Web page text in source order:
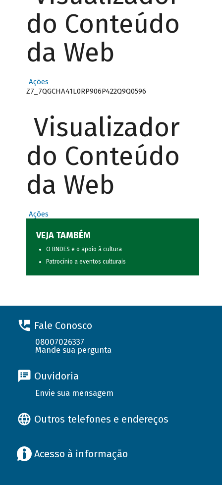
do Conteúdo
da Web
Ações
Z7_7QGCHA41L0RP906P422Q9Q0596
Visualizador
do Conteúdo
da Web
Ações
VEJA TAMBÉM
O BNDES e o apoio à cultura
Patrocínio a eventos culturais
Fale Conosco
08007026337
Mande sua pergunta
Ouvidoria
Envie sua mensagem
Outros telefones e endereços
Acesso à informação